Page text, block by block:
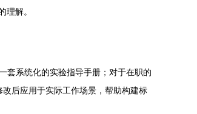
理解。
套系统化的实验指导手册；对于在职的
后应用于实际工作场景，帮助构建标